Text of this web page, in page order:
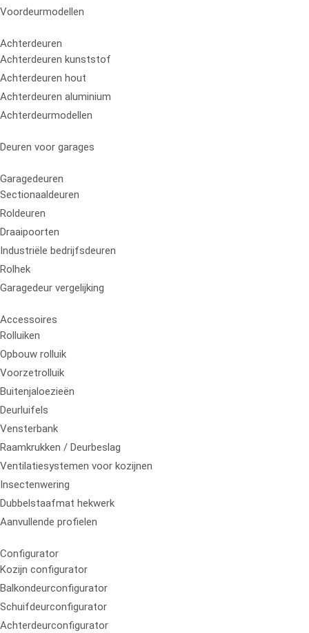
Voordeurmodellen
Achterdeuren
Achterdeuren kunststof
Achterdeuren hout
Achterdeuren aluminium
Achterdeurmodellen
Deuren voor garages
Garagedeuren
Sectionaaldeuren
Roldeuren
Draaipoorten
Industriële bedrijfsdeuren
Rolhek
Garagedeur vergelijking
Accessoires
Rolluiken
Opbouw rolluik
Voorzetrolluik
Buitenjaloezieën
Deurluifels
Vensterbank
Raamkrukken / Deurbeslag
Ventilatiesystemen voor kozijnen
Insectenwering
Dubbelstaafmat hekwerk
Aanvullende profielen
Configurator
Kozijn configurator
Balkondeurconfigurator
Schuifdeurconfigurator
Achterdeurconfigurator